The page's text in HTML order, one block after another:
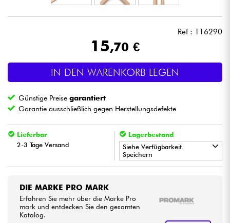
Licht
Violinen & Quartett
Kabel & Zubehöre
Ref : 116290
15,70 €
IN DEN WARENKORB LEGEN
Günstige Preisegarantiert
Garantie ausschließlich gegen Herstellungsdefekte
Lieferbar
2-3 Tage Versand
Lagerbestand
Siehe Verfügbarkeit.
Speichern
DIE MARKE PRO MARK
Erfahren Sie mehr über die Marke Pro
mark und entdecken Sie den gesamten
Katalog.